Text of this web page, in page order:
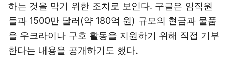
하는 것을 막기 위한 조치로 보인다. 구글은 임직원
들과 1500만 달러(약 180억 원) 규모의 현금과 물품
을 우크라이나 구호 활동을 지원하기 위해 직접 기부
한다는 내용을 공개하기도 했다.